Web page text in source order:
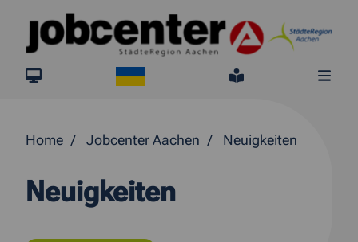
Springe direkt zum Inhalt
jobcenter.digital
Leichte
Home Jobcenter Aachen Neuigkeiten
Neuigkeiten